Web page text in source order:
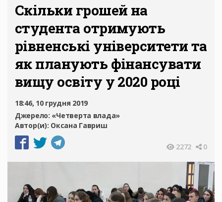
Скільки грошей на
студента отримують
рівненські університети та
як планують фінансувати
вищу освіту у 2020 році
18:46, 10 грудня 2019
Джерело: «Четверта влада»
Автор(и): Оксана Гавриш
2272 0